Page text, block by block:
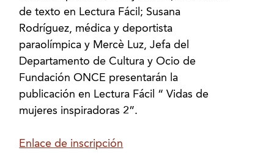
de texto en Lectura Fácil; Susana
Rodríguez, médica y deportista
paraolímpica y Mercè Luz, Jefa del
Departamento de Cultura y Ocio de
Fundación ONCE presentarán la
publicación en Lectura Fácil “ Vidas de
mujeres inspiradoras 2”.
Enlace de inscripción